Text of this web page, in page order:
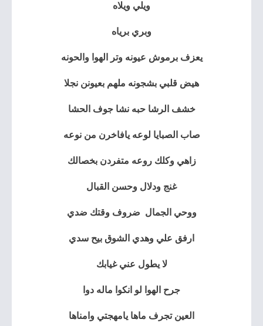
ويلي ويلاه
وبري برياه
يعزف برموش عيونه وتر الهوا والحونه
هيض قلبي بشجونه ملهم بعيونن نجلا
خشف الرشا حبه نشا جوف الحشا
صاب الصبايا لوعه يافاخرن من نوعه
زاهي وكلك روعه متفردن بخصالك
غنج ودلال وحسن القبال
ووحي الجمال ضروف وقتك ضدي
ارفق علي وهدي الشوق بيح سدي
لا يطول عني غيابك
جرح الهوا لو انكوا ماله دوا
العين تجرف ماها يامهجتي وامناها